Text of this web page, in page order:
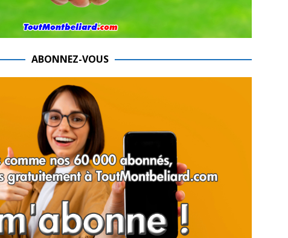
ABONNEZ-VOUS